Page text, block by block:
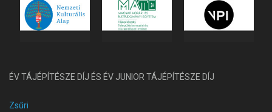
ÉV TÁJÉPÍTÉSZE DÍJ ÉS ÉV JUNIOR TÁJÉPÍTÉSZE DÍJ
Zsűri